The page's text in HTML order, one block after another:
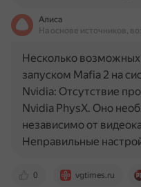
Алиса
На основе источников,
0 vgtimes.ru
Несколько
запуском Mafia 2 на
Nvidia: Отсутствие
Nvidia PhysX. Оно
независимо от
Неправильные